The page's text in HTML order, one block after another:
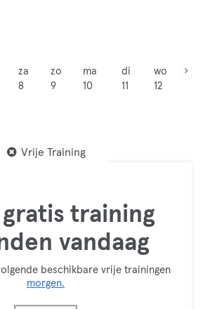
za
8
zo
9
ma
10
di
11
wo
12
Vrije Training
training
vandaag
beschikbare vrije trainingen
morgen.